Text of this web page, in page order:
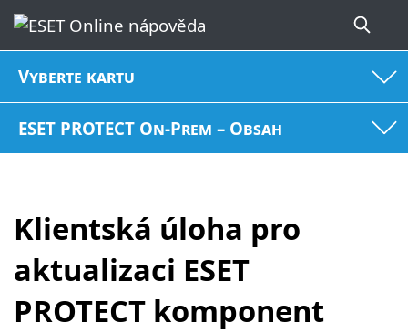
Vyberte kartu
ESET PROTECT On-Prem – Obsah
Klientská úloha pro
aktualizaci ESET
PROTECT komponent